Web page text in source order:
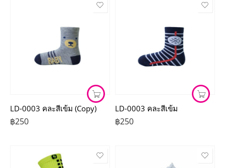
LD-0003 คละสีเข้ม (Copy)
฿250
LD-0003 คละสีเข้ม
฿250